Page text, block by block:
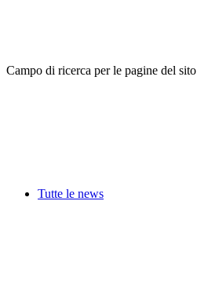
Campo di ricerca per le pagine del sito
Tutte le news